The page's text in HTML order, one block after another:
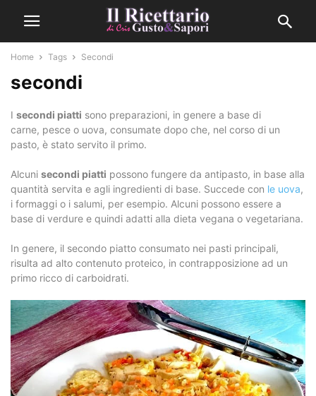
Home Tags Secondi
secondi
I secondi piatti sono preparazioni, in genere a base di
carne, pesce o uova, consumate dopo che, nel corso di un
pasto, è stato servito il primo.
Alcuni secondi piatti possono fungere da antipasto, in base alla
quantità servita e agli ingredienti di base. Succede con le uova,
i formaggi o i salumi, per esempio. Alcuni possono essere a
base di verdure e quindi adatti alla dieta vegana o vegetariana.
In genere, il secondo piatto consumato nei pasti principali,
risulta ad alto contenuto proteico, in contrapposizione ad un
primo ricco di carboidrati.